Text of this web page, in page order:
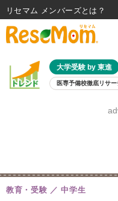
大学受験 by 東進
医専予備校徹底リサー
8月開
教育・受験 中学生
リセマム メンバーズ